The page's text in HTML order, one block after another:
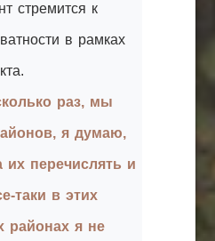
стремится к
в рамках
раз, мы
я думаю,
их перечислять и
таки в этих
районах я не